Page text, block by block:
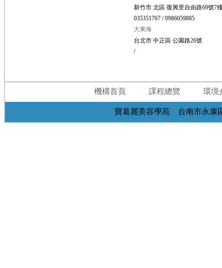
新竹市 北區 復興里自由路69號7
035351767 / 0986059885
大東海
台北市 中正區 公園路26號
/
機構首頁 課程總覽 環境
寶葛麗美容學苑 台南市永康